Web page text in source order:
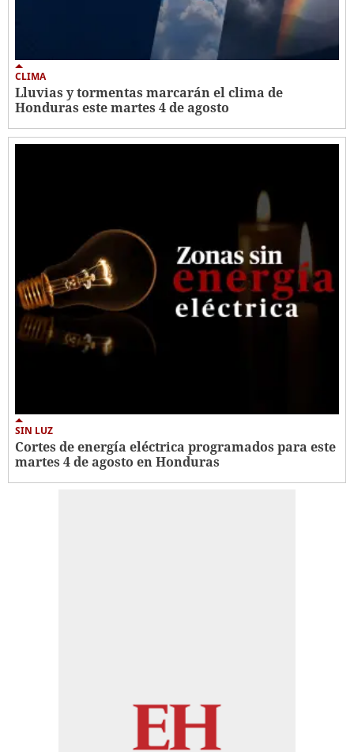
CLIMA
Lluvias y tormentas marcarán el clima de
Honduras este martes 4 de agosto
SIN LUZ
Cortes de energía eléctrica programados para este
martes 4 de agosto en Honduras